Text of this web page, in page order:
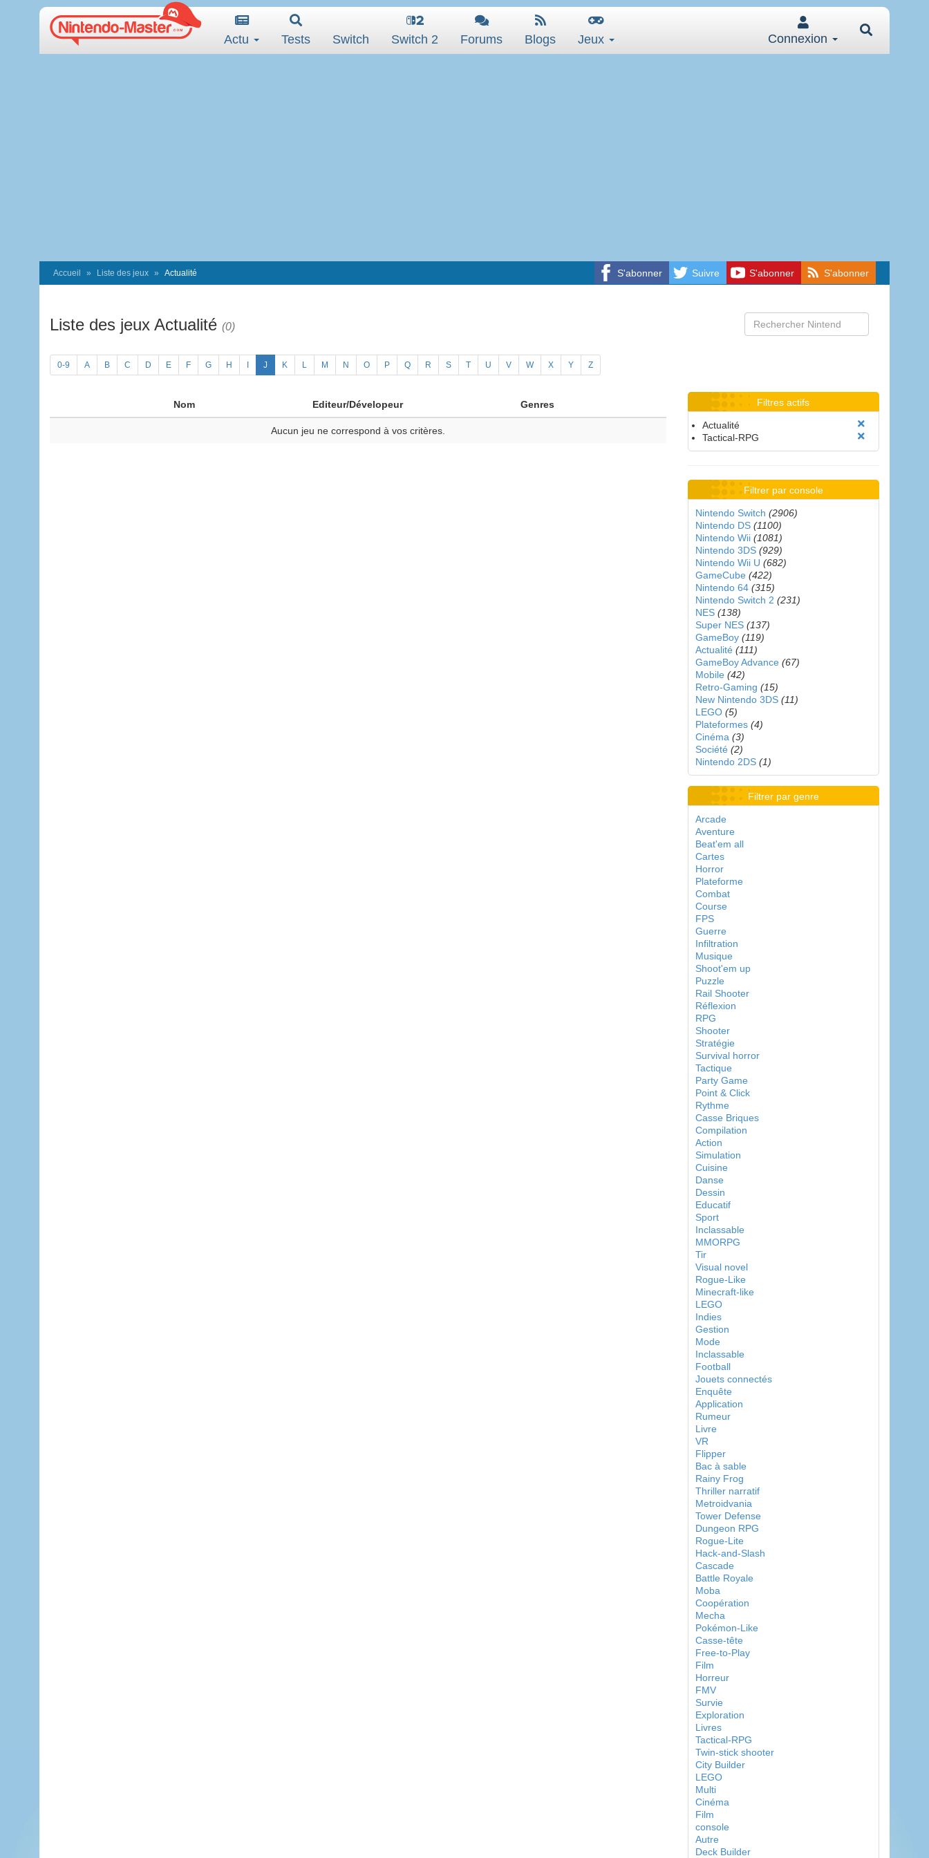
Actu Tests Switch Switch 2 Forums Blogs Jeux Connexion
S'abonner Suivre S'abonner S'abonner
Accueil Liste des jeux Actualité
Liste des jeux Actualité (0)
0-9 A B C D E F G H J K L M N O P Q R S T U V W X Y Z
Nom Editeur/Dévelopeur Genres
Aucun jeu ne correspond à vos critères.
Filtres actifs
Actualité
Tactical-RPG
Filtrer par console
Nintendo Switch (2906)
Nintendo DS (1100)
Nintendo Wii (1081)
Nintendo 3DS (929)
Nintendo Wii U (682)
GameCube (422)
Nintendo 64 (315)
Nintendo Switch 2 (231)
NES (138)
Super NES (137)
GameBoy (119)
Actualité (111)
GameBoy Advance (67)
Mobile (42)
Retro-Gaming (15)
New Nintendo 3DS (11)
LEGO (5)
Plateformes (4)
Cinéma (3)
Société (2)
Nintendo 2DS (1)
Filtrer par genre
Arcade
Aventure
Beat'em all
Cartes
Horror
Plateforme
Combat
Course
FPS
Guerre
Infiltration
Musique
Shoot'em up
Puzzle
Rail Shooter
Réflexion
RPG
Shooter
Stratégie
Survival horror
Tactique
Party Game
Point & Click
Rythme
Casse Briques
Compilation
Action
Simulation
Cuisine
Danse
Dessin
Educatif
Sport
Inclassable
MMORPG
Tir
Visual novel
Rogue-Like
Minecraft-like
LEGO
Indies
Gestion
Mode
Inclassable
Football
Jouets connectés
Enquête
Application
Rumeur
Livre
VR
Flipper
Bac à sable
Rainy Frog
Thriller narratif
Metroidvania
Tower Defense
Dungeon RPG
Rogue-Lite
Hack-and-Slash
Cascade
Battle Royale
Moba
Coopération
Mecha
Pokémon-Like
Casse-tête
Free-to-Play
Film
Horreur
FMV
Survie
Exploration
Livres
Tactical-RPG
Twin-stick shooter
City Builder
LEGO
Multi
Cinéma
Film
console
Autre
Deck Builder